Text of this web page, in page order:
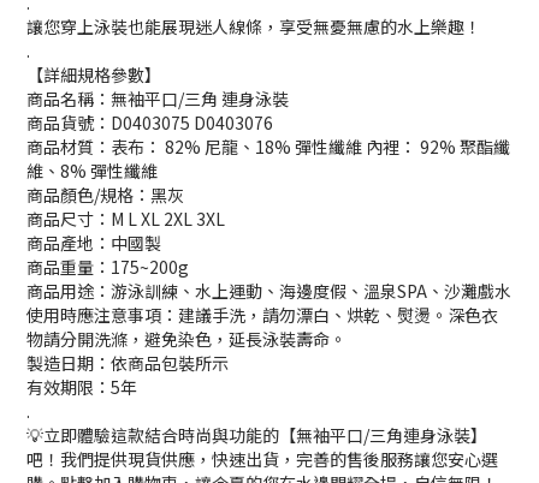
讓您穿上泳裝也能展現迷人線條，享受無憂無慮的水上樂趣！
.
【詳細規格參數】
商品名稱：無袖平口/三角 連身泳裝
商品貨號：D0403075 D0403076
商品材質：表布： 82% 尼龍、18% 彈性纖維 內裡： 92% 聚酯纖
維、8% 彈性纖維
商品顏色/規格：黑灰
商品尺寸：M L XL 2XL 3XL
商品產地：中國製
商品重量：175~200g
商品用途：游泳訓練、水上運動、海邊度假、溫泉SPA、沙灘戲水
使用時應注意事項：建議手洗，請勿漂白、烘乾、熨燙。深色衣
物請分開洗滌，避免染色，延長泳裝壽命。
製造日期：依商品包裝所示
有效期限：5年
.
💡立即體驗這款結合時尚與功能的【無袖平口/三角連身泳裝】
吧！我們提供現貨供應，快速出貨，完善的售後服務讓您安心選